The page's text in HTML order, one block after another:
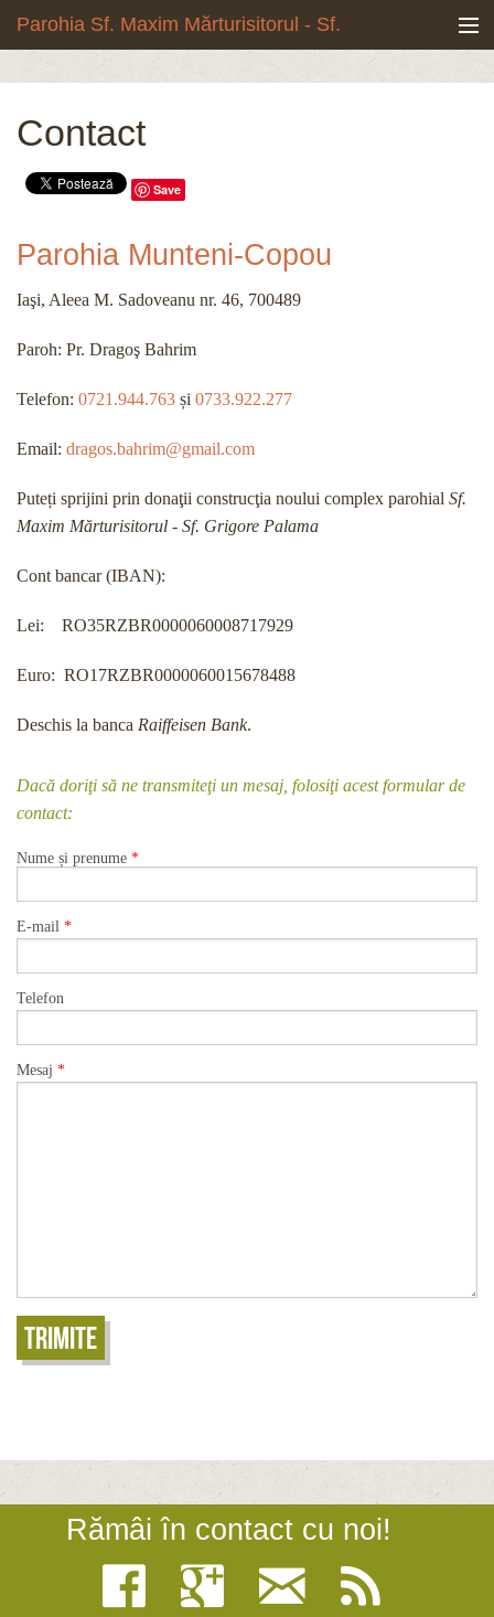
Parohia Sf. Maxim Mărturisitorul - Sf.
Noua biserică
Botezuri & Cununii
Teologie & Cuvinte duhovnicești
Fotografii
Preotul paroh
Program liturgic
Contact
Save
Parohia Munteni-Copou
Iaşi, Aleea M. Sadoveanu nr. 46, 700489
Paroh: Pr. Dragoş Bahrim
Telefon: 0721.944.763 și 0733.922.277
Email: dragos.bahrim@gmail.com
Puteți sprijini prin donaţii construcţia noului complex parohial Sf.
Maxim Mărturisitorul - Sf. Grigore Palama
Cont bancar (IBAN):
Lei: RO35RZBR0000060008717929
Euro: RO17RZBR0000060015678488
Deschis la banca Raiffeisen Bank.
Dacă doriţi să ne transmiteţi un mesaj, folosiţi acest formular de
contact:
Nume și prenume *
E-mail *
Telefon
Mesaj *
Trimite
Rămâi în contact cu noi!